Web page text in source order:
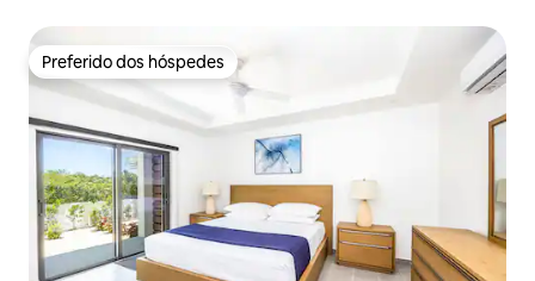
Preferido dos hóspedes
Preferido dos hóspedes